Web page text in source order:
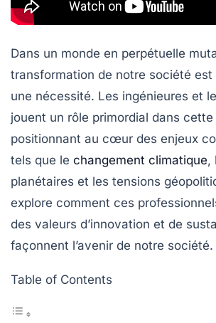
Dans un monde en perpétuelle
transformation de notre société est
une nécessité. Les ingénieures et
jouent un rôle primordial dans
positionnant au cœur des enjeux
tels que le changement climatique,
planétaires et les tensions
explore comment ces
des valeurs d’innovation et de
façonnent l’avenir de notre société.
Table of Contents